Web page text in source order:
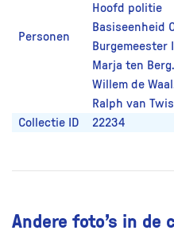
Personen
Hoofd politie
Basiseenheid
Burgemeester
Marja ten Berg.
Willem de
Ralph van
Collectie ID
22234
Andere foto’s in de